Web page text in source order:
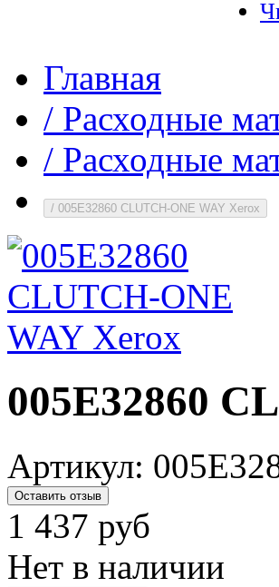
Главная
/ Расходные
/ Расходные
/ 005E32860 CLUTCH-ONE WAY Xerox
005E32860
Артикул:
Оставить отзыв
1 437 руб
Нет в наличии